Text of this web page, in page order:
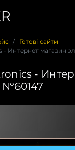
Готові сайти
- Интернет магазин
-
№60147